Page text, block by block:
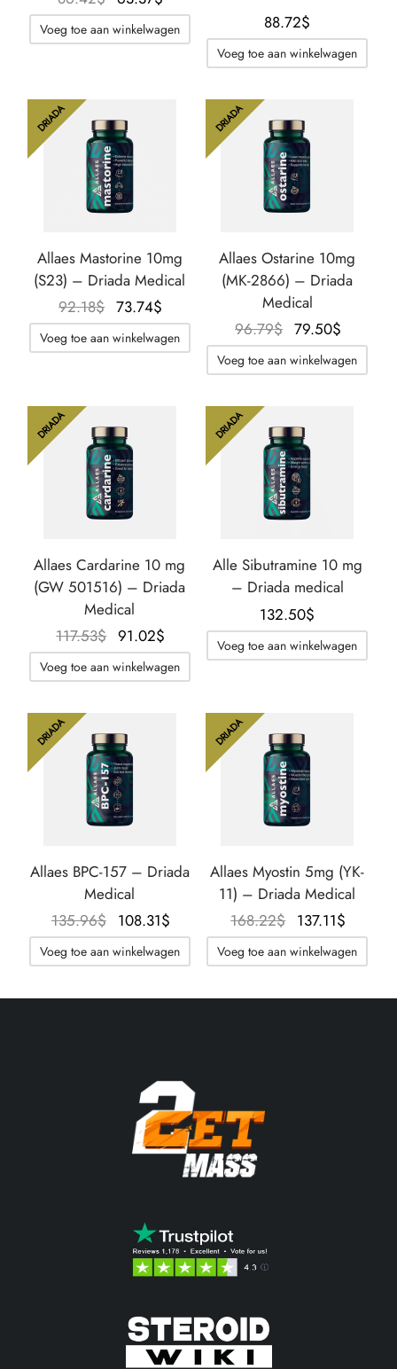
prijs was:
86.42$.
huidige
prijs is:
63.37$.
Voeg toe aan winkelwagen
88.72$
Voeg toe aan winkelwagen
DRIADA
Allaes Mastorine 10mg
(S23) – Driada Medical
92.18$ Oorspronkelijke
prijs was:
92.18$.
73.74$
huidige
prijs is:
73.74$.
Voeg toe aan winkelwagen
DRIADA
Allaes Ostarine 10mg
(MK-2866) – Driada
Medical
96.79$ Oorspronkelijke
prijs was:
96.79$.
79.50$
huidige
prijs is:
Voeg toe aan winkelwagen
DRIADA
Allaes Cardarine 10 mg
(GW 501516) – Driada
Medical
117.53$ Oorspronkelijke
prijs was:
117.53$.
91.02$
huidige
prijs is:
Voeg toe aan winkelwagen
DRIADA
Alle Sibutramine 10 mg
– Driada medical
132.50$
Voeg toe aan winkelwagen
DRIADA
Allaes BPC-157 – Driada
Medical
135.96$ Oorspronkelijke
prijs was:
135.96$.
108.31$
huidige
prijs is:
Voeg toe aan winkelwagen
DRIADA
Allaes Myostin 5mg (YK-
11) – Driada Medical
168.22$ Oorspronkelijke
prijs was:
168.22$.
137.11$
prijs is:
Voeg toe aan winkelwagen